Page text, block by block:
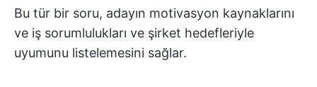
Bu tür bir soru, adayın motivasyon kaynaklarını
ve iş sorumlulukları ve şirket hedefleriyle
uyumunu listelemesini sağlar.